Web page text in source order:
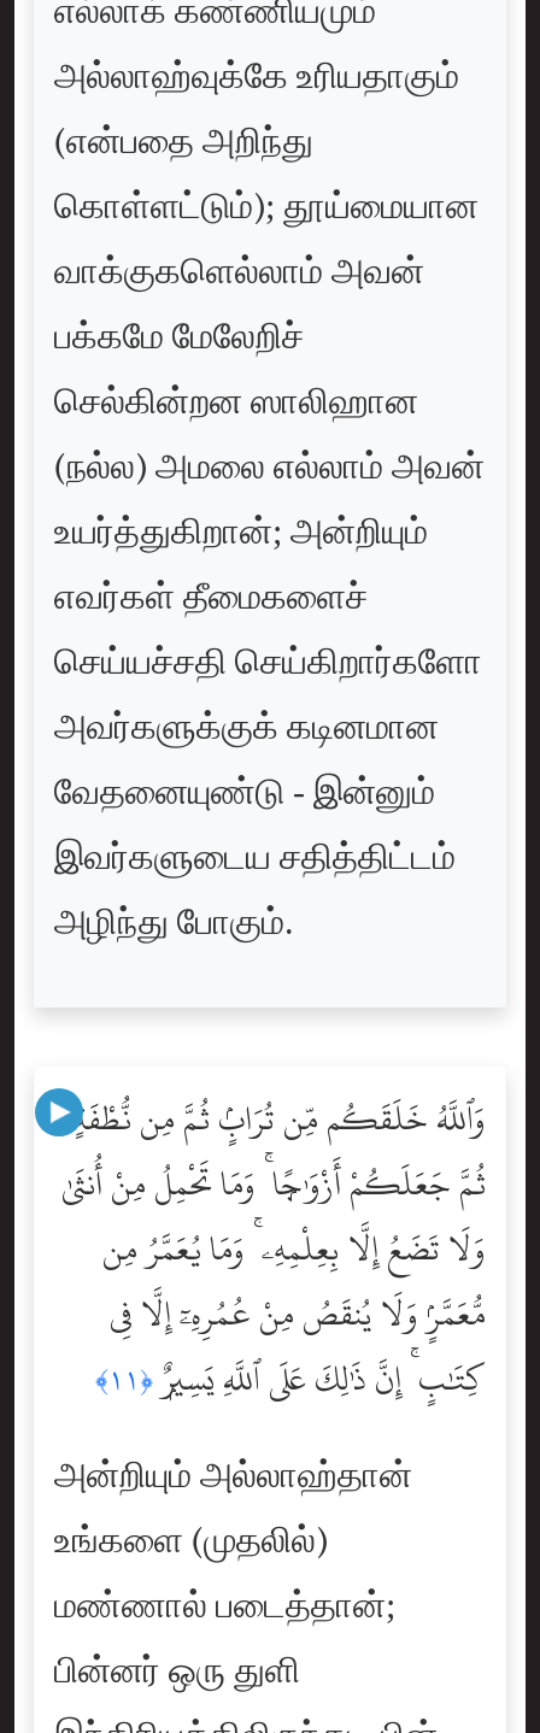
அல்லாஹ்வுக்கே உரியதாகும்
(என்பதை அறிந்து
கொள்ளட்டும்); தூய்மையான
வாக்குகளெல்லாம் அவன்
பக்கமே மேலேறிச்
செல்கின்றன ஸாலிஹான
(நல்ல) அமலை எல்லாம் அவன்
உயர்த்துகிறான்; அன்றியும்
எவர்கள் தீமைகளைச்
செய்யச்சதி செய்கிறார்களோ
அவர்களுக்குக் கடினமான
வேதனையுண்டு - இன்னும்
இவர்களுடைய சதித்திட்டம்
அழிந்து போகும்.
وَٱللَّهُ خَلَقَكُم مِّن تُرَابٍۢ ثُمَّ مِن نُّطْفَةٍۢ
ثُمَّ جَعَلَكُمْ أَزْوَٰجًۭا ۚ وَمَا تَحْمِلُ مِنْ أُنثَىٰ
وَلَا تَضَعُ إِلَّا بِعِلْمِهِۦ ۚ وَمَا يُعَمَّرُ مِن
مُّعَمَّرٍۢ وَلَا يُنقَصُ مِنْ عُمُرِهِۦٓ إِلَّا فِى
كِتَٰبٍ ۚ إِنَّ ذَٰلِكَ عَلَى ٱللَّهِ يَسِيرٌۭ﴿١١﴾
அன்றியும் அல்லாஹ்தான்
உங்களை (முதலில்)
மண்ணால் படைத்தான்;
பின்னர் ஒரு துளி